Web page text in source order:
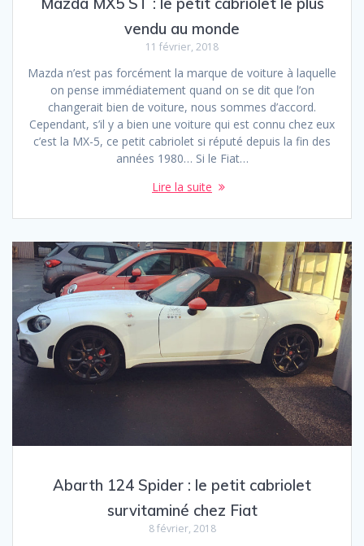
Mazda MX5 ST : le petit cabriolet le plus
vendu au monde
11 février, 2018
Mazda n’est pas forcément la marque de voiture à laquelle
on pense immédiatement quand on se dit que l’on
changerait bien de voiture, nous sommes d’accord.
Cependant, s’il y a bien une voiture qui est connu chez eux
c’est la MX-5, ce petit cabriolet si réputé depuis la fin des
années 1980… Si le Fiat…
Lire la suite
Abarth 124 Spider : le petit cabriolet
survitaminé chez Fiat
8 février, 2018